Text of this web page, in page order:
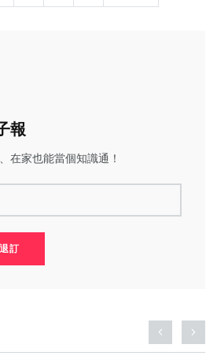
報
在家也能當個知識通！
退訂